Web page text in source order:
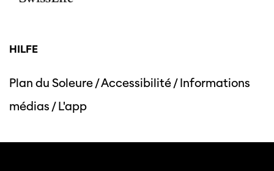
HILFE
Plan du Soleure/Accessibilité/Informations
médias /L'app